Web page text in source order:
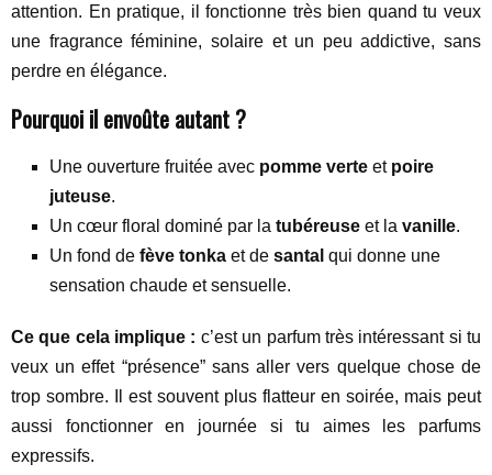
attention. En pratique, il fonctionne très bien quand tu veux
une fragrance féminine, solaire et un peu addictive, sans
perdre en élégance.
Pourquoi il envoûte autant ?
Une ouverture fruitée avec pomme verte et poire
juteuse.
Un cœur floral dominé par la tubéreuse et la vanille.
Un fond de fève tonka et de santal qui donne une
sensation chaude et sensuelle.
Ce que cela implique : c’est un parfum très intéressant si tu
veux un effet “présence” sans aller vers quelque chose de
trop sombre. Il est souvent plus flatteur en soirée, mais peut
aussi fonctionner en journée si tu aimes les parfums
expressifs.